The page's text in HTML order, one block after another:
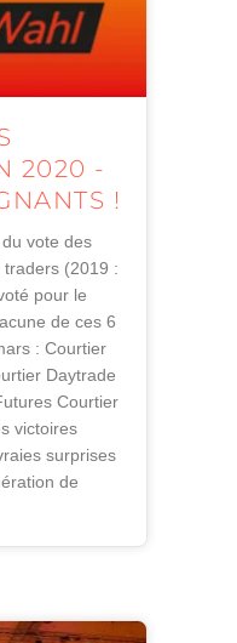
2020 -
!
vote des
(2019 :
pour le
de ces 6
: Courtier
Daytrade
Courtier
victoires
surprises
de